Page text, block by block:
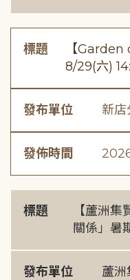
標題
【Garden
8/29(六)
發布單位 新店
發佈時間
標題
【蘆洲
關係」暑
發布單位 蘆洲